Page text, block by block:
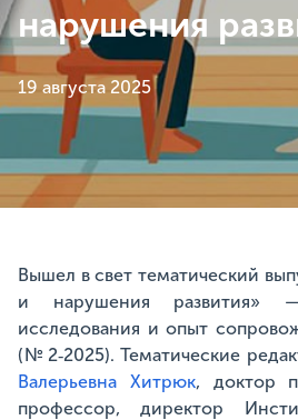
нарушения
19 августа 2025
Вышел в свет тематический
и нарушения развития»
исследования и опыт
(№ 2‑2025). Тематические
Валерьевна Хитрюк, доктор
профессор, директор